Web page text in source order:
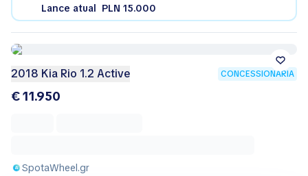
Lance atual PLN 15.000
2018 Kia Rio 1.2 Active CONCESSIONÁRIA
€ 11.950
SpotaWheel.gr